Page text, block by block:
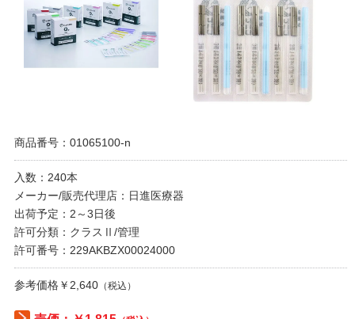
商品番号：01065100-n
入数：240本
メーカー/販売代理店：日進医療器
出荷予定：2～3日後
許可分類：クラスⅡ/管理
許可番号：229AKBZX00024000
参考価格￥2,640 （税込）